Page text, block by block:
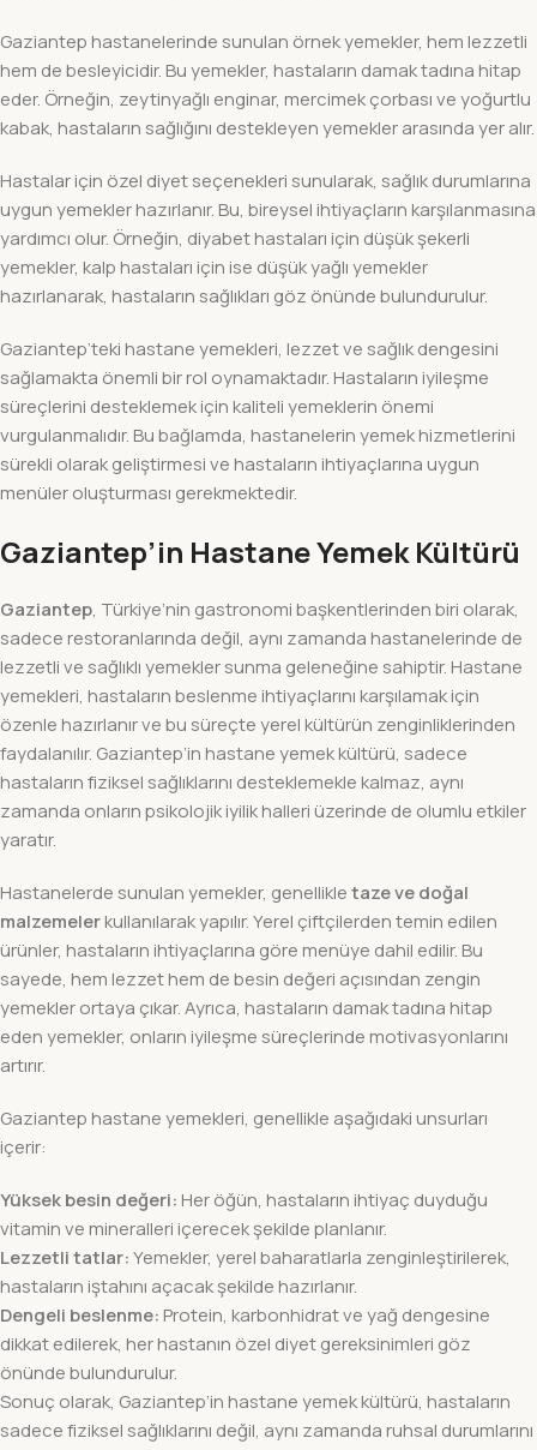
Gaziantep hastanelerinde sunulan örnek yemekler, hem lezzetli
hem de besleyicidir. Bu yemekler, hastaların damak tadına hitap
eder. Örneğin, zeytinyağlı enginar, mercimek çorbası ve yoğurtlu
kabak, hastaların sağlığını destekleyen yemekler arasında yer alır.
Hastalar için özel diyet seçenekleri sunularak, sağlık durumlarına
uygun yemekler hazırlanır. Bu, bireysel ihtiyaçların karşılanmasına
yardımcı olur. Örneğin, diyabet hastaları için düşük şekerli
yemekler, kalp hastaları için ise düşük yağlı yemekler
hazırlanarak, hastaların sağlıkları göz önünde bulundurulur.
Gaziantep’teki hastane yemekleri, lezzet ve sağlık dengesini
sağlamakta önemli bir rol oynamaktadır. Hastaların iyileşme
süreçlerini desteklemek için kaliteli yemeklerin önemi
vurgulanmalıdır. Bu bağlamda, hastanelerin yemek hizmetlerini
sürekli olarak geliştirmesi ve hastaların ihtiyaçlarına uygun
menüler oluşturması gerekmektedir.
Gaziantep’in Hastane Yemek Kültürü
Gaziantep, Türkiye’nin gastronomi başkentlerinden biri olarak,
sadece restoranlarında değil, aynı zamanda hastanelerinde de
lezzetli ve sağlıklı yemekler sunma geleneğine sahiptir. Hastane
yemekleri, hastaların beslenme ihtiyaçlarını karşılamak için
özenle hazırlanır ve bu süreçte yerel kültürün zenginliklerinden
faydalanılır. Gaziantep’in hastane yemek kültürü, sadece
hastaların fiziksel sağlıklarını desteklemekle kalmaz, aynı
zamanda onların psikolojik iyilik halleri üzerinde de olumlu etkiler
yaratır.
Hastanelerde sunulan yemekler, genellikletaze ve doğal
malzemelerkullanılarak yapılır. Yerel çiftçilerden temin edilen
ürünler, hastaların ihtiyaçlarına göre menüye dahil edilir. Bu
sayede, hem lezzet hem de besin değeri açısından zengin
yemekler ortaya çıkar. Ayrıca, hastaların damak tadına hitap
eden yemekler, onların iyileşme süreçlerinde motivasyonlarını
artırır.
Gaziantep hastane yemekleri, genellikle aşağıdaki unsurları
içerir:
Yüksek besin değeri: Her öğün, hastaların ihtiyaç duyduğu
vitamin ve mineralleri içerecek şekilde planlanır.
Lezzetli tatlar:Yemekler, yerel baharatlarla zenginleştirilerek,
hastaların iştahını açacak şekilde hazırlanır.
Dengeli beslenme: Protein, karbonhidrat ve yağ dengesine
dikkat edilerek, her hastanın özel diyet gereksinimleri göz
önünde bulundurulur.
Sonuç olarak, Gaziantep’in hastane yemek kültürü, hastaların
sadece fiziksel sağlıklarını değil, aynı zamanda ruhsal durumlarını